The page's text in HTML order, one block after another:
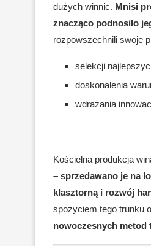
dużych winnic. Mnisi
znacząco podnosiło
rozpowszechnili swoje
selekcji
doskonalenia
wdrażania
Kościelna produkcja
– sprzedawano je na
klasztorną i rozwój
spożyciem tego trunku
nowoczesnych